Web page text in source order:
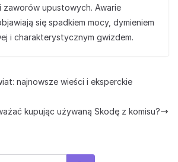
zaworów upustowych. Awarie
się spadkiem mocy, dymieniem
i charakterystycznym gwizdem.
najnowsze wieści i eksperckie
kupując używaną Skodę z komisu?